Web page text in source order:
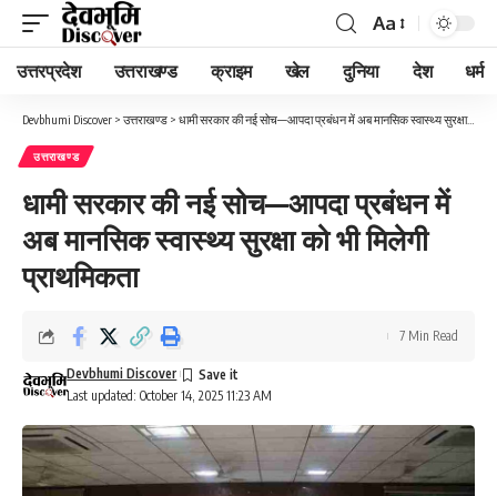
Font
Resizer
Aa
उत्तरप्रदेश उत्तराखण्ड क्राइम खेल दुनिया देश धर्म
Devbhumi Discover > उत्तराखण्ड > धामी सरकार की नई सोच—आपदा प्रबंधन में अब मानसिक स्वास्थ्य सुरक्षा को भी मिलेगी प्राथमिकता
उत्तराखण्ड
धामी सरकार की नई सोच—आपदा प्रबंधन में
अब मानसिक स्वास्थ्य सुरक्षा को भी मिलेगी
प्राथमिकता
Last updated: October 14, 2025 11:23 AM
Devbhumi Discover
7 Min Read